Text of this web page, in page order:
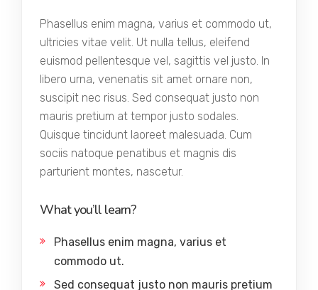
Phasellus enim magna, varius et commodo ut,
ultricies vitae velit. Ut nulla tellus, eleifend
euismod pellentesque vel, sagittis vel justo. In
libero urna, venenatis sit amet ornare non,
suscipit nec risus. Sed consequat justo non
mauris pretium at tempor justo sodales.
Quisque tincidunt laoreet malesuada. Cum
sociis natoque penatibus et magnis dis
parturient montes, nascetur.
What you’ll learn?
Phasellus enim magna, varius et
commodo ut.
Sed consequat justo non mauris pretium